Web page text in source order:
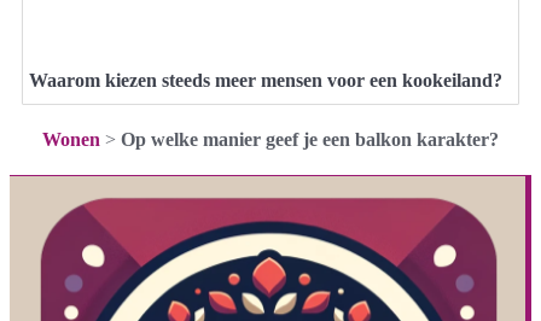
Waarom kiezen steeds meer mensen voor een kookeiland?
Wonen > Op welke manier geef je een balkon karakter?